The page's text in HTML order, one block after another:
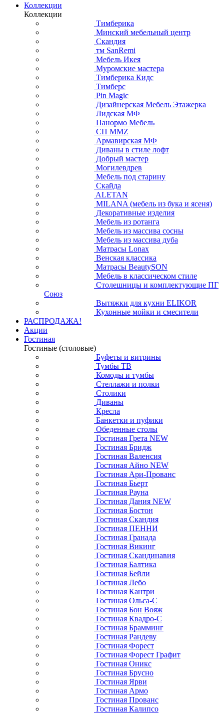
Коллекции
Коллекции
Тимберика
Минский мебельный центр
Скандия
тм SanRemi
Мебель Икея
Муромские мастера
Тимберика Кидс
Тимберс
Pin Magic
Дизайнерская Мебель Этажерка
Лидская МФ
Панормо Мебель
СП ММZ
Армавирская МФ
Диваны в стиле лофт
Добрый мастер
Могилевдрев
Мебель под старину
Скайда
ALETAN
MILANA (мебель из бука и ясеня)
Декоративные изделия
Мебель из ротанга
Мебель из массива сосны
Мебель из массива дуба
Матрасы Lonax
Венская классика
Матрасы BeautySON
Мебель в классическом стиле
Столешницы и комплектующие ПГ
Союз
Вытяжки для кухни ELIKOR
Кухонные мойки и смесители
РАСПРОДАЖА!
Акции
Гостиная
Гостиные (столовые)
Буфеты и витрины
Тумбы ТВ
Комоды и тумбы
Стеллажи и полки
Столики
Диваны
Кресла
Банкетки и пуфики
Обеденные столы
Гостиная Грета NEW
Гостиная Бридж
Гостиная Валенсия
Гостиная Айно NEW
Гостиная Ари-Прованс
Гостиная Бьерт
Гостиная Рауна
Гостиная Дания NEW
Гостиная Бостон
Гостиная Скандия
Гостиная ПЕННИ
Гостиная Гранада
Гостиная Викинг
Гостиная Скандинавия
Гостиная Балтика
Гостиная Бейли
Гостиная Лебо
Гостиная Кантри
Гостиная Ольса-С
Гостиная Бон Вояж
Гостиная Квадро-С
Гостиная Брамминг
Гостиная Рандеву
Гостиная Форест
Гостиная Форест Графит
Гостиная Оникс
Гостиная Брусно
Гостиная Ярви
Гостиная Армо
Гостиная Прованс
Гостиная Калипсо